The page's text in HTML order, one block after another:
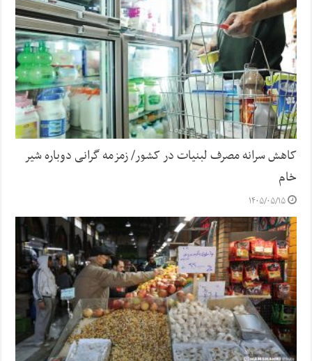
کاهش سرانه مصرف لبنیات در کشور/ زمزمه گرانی دوباره شیر
خام
۱۴۰۵/۰۵/۱۵